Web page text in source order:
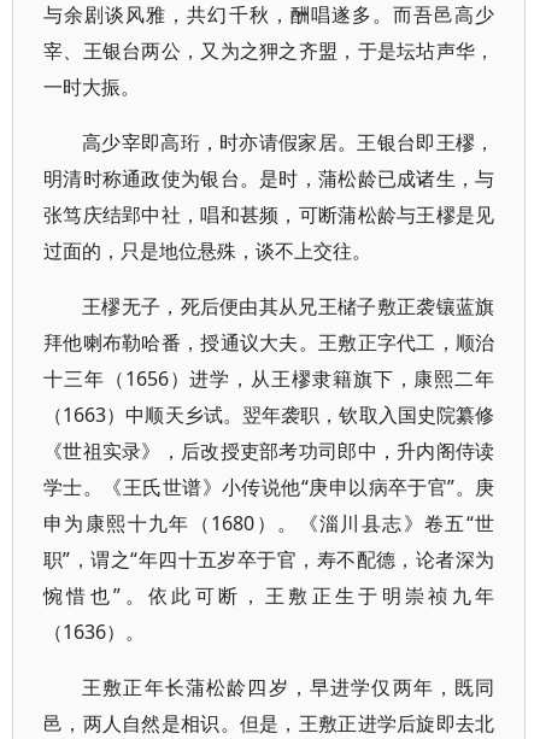
与余剧谈风雅，共幻千秋，酬唱遂多。而吾邑高少
宰、王银台两公，又为之狎之齐盟，于是坛坫声华，
一时大振。
高少宰即高珩，时亦请假家居。王银台即王樛，
明清时称通政使为银台。是时，蒲松龄已成诸生，与
张笃庆结郢中社，唱和甚频，可断蒲松龄与王樛是见
过面的，只是地位悬殊，谈不上交往。
王樛无子，死后便由其从兄王槠子敷正袭镶蓝旗
拜他喇布勒哈番，授通议大夫。王敷正字代工，顺治
十三年（1656）进学，从王樛隶籍旗下，康熙二年
（1663）中顺天乡试。翌年袭职，钦取入国史院纂修
《世祖实录》，后改授吏部考功司郎中，升内阁侍读
学士。《王氏世谱》小传说他“庚申以病卒于官”。庚
申为康熙十九年（1680）。《淄川县志》卷五“世
职”，谓之“年四十五岁卒于官，寿不配德，论者深为
惋惜也”。依此可断，王敷正生于明崇祯九年
（1636）。
王敷正年长蒲松龄四岁，早进学仅两年，既同
邑，两人自然是相识。但是，王敷正进学后旋即去北